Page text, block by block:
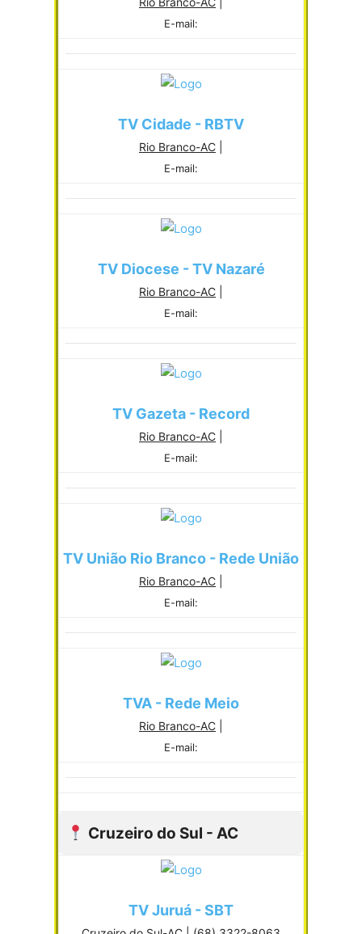
E-mail:
TV Cidade - RBTV
Rio Branco-AC
E-mail:
TV Diocese - TV Nazaré
Rio Branco-AC
E-mail:
TV Gazeta - Record
Rio Branco-AC
E-mail:
TV União Rio Branco - Rede União
Rio Branco-AC
E-mail:
TVA - Rede Meio
Rio Branco-AC
E-mail:
Cruzeiro do Sul - AC
TV Juruá - SBT